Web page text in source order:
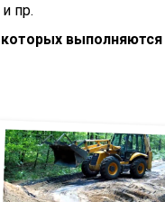
пр.
выполняются